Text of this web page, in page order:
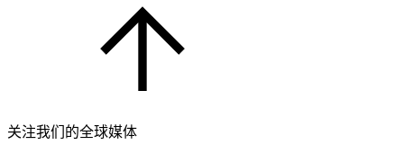
关注我们的全球媒体